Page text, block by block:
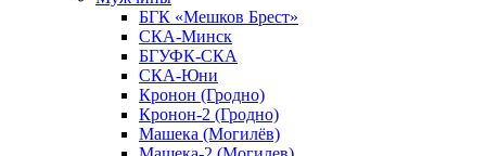
БГК «Мешков Брест»
СКА-Минск
БГУФК-СКА
СКА-Юни
Кронон (Гродно)
Кронон-2 (Гродно)
Машека (Могилёв)